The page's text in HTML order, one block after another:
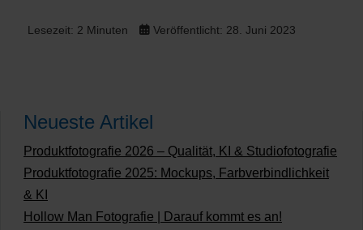
Lesezeit: 2 Minuten Veröffentlicht: 28. Juni 2023
Neueste Artikel
Produktfotografie 2026 – Qualität, KI & Studiofotografie
Produktfotografie 2025: Mockups, Farbverbindlichkeit
& KI
Hollow Man Fotografie | Darauf kommt es an!